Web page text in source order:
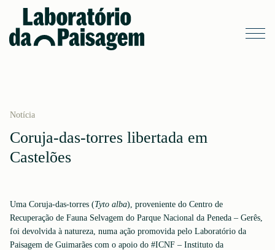
Notícia
Coruja-das-torres libertada em
Castelões
Uma Coruja-das-torres (Tyto alba), proveniente do Centro de
Recuperação de Fauna Selvagem do Parque Nacional da Peneda – Gerês,
foi devolvida à natureza, numa ação promovida pelo Laboratório da
Paisagem de Guimarães com o apoio do #ICNF – Instituto da